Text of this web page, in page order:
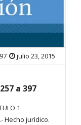
julio 23, 2015
a 397
1
Hecho jurídico.